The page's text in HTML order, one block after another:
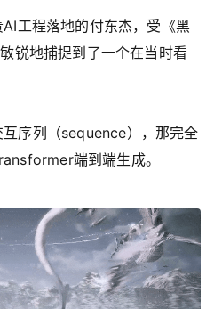
工程落地的付东杰，受《黑
锐地捕捉到了一个在当时看
序列（sequence），那完全
端到端生成。